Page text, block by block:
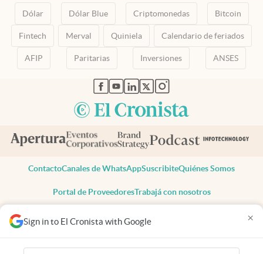
Sign in to El Cronista with Google ×
Dólar Dólar Blue Criptomonedas Bitcoin
Fintech Merval Quiniela Calendario de feriados
AFIP Paritarias Inversiones ANSES
abre en nueva pestaña
abre en nueva pestaña
abre en nueva pestaña
abre en nueva pestaña
abre en nueva pestaña
ContactoCanales de WhatsAppSuscribiteQuiénes Somos
Portal de ProveedoresTrabajá con nosotros
Todos los derechos reservados
Privacidad